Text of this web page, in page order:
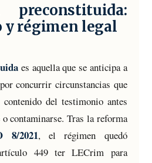
y régimen legal
es aquella que se anticipa a
concurrir circunstancias que
contenido del testimonio antes
o contaminarse. Tras la reforma
8/2021, el régimen quedó
449 ter LECrim para